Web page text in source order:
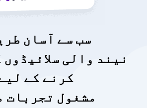
سب سے آسان
نیند والی
کرنے کے
مشغول تجربات